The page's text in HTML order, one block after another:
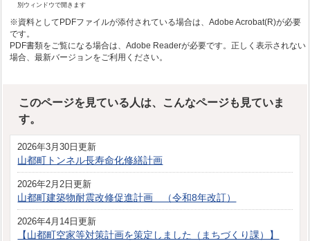
別ウィンドウで開きます
※資料としてPDFファイルが添付されている場合は、Adobe Acrobat(R)が必要
です。
PDF書類をご覧になる場合は、Adobe Readerが必要です。正しく表示されない
場合、最新バージョンをご利用ください。
このページを見ている人は、こんなページも見ていま
す。
2026年3月30日更新
山都町トンネル長寿命化修繕計画
2026年2月2日更新
山都町建築物耐震改修促進計画 （令和8年改訂）
2026年4月14日更新
【山都町空家等対策計画を策定しました（まちづくり課）】